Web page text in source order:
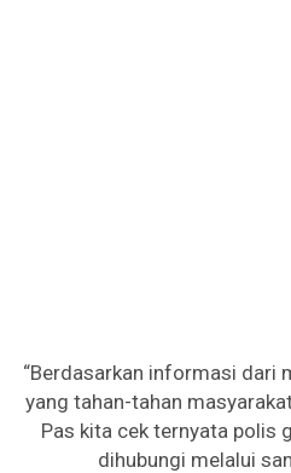
“Berdasarkan informasi dari
yang tahan-tahan
Pas kita cek ternyata polis
dihubungi melalui